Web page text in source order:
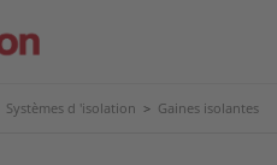
Systèmes d 'isolation > Gaines isolantes